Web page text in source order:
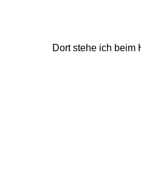
Dort stehe ich beim